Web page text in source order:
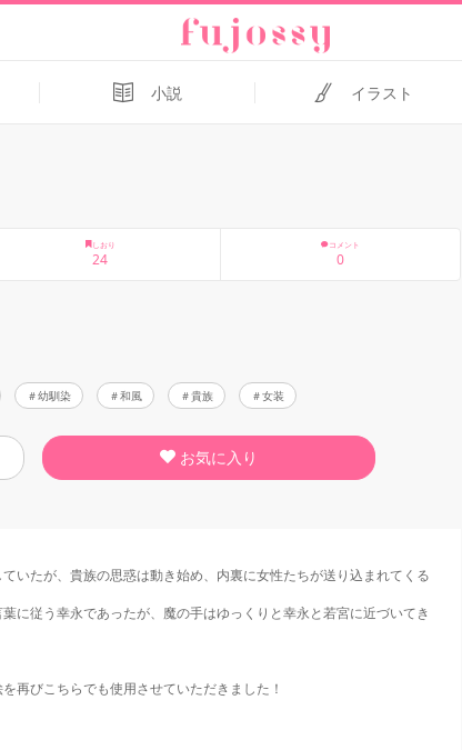
小説 イラスト
しおり
24
コメント
0
幼馴染 和風 貴族 女装
お気に入り
いたが、貴族の思惑は動き始め、内裏に女性たちが送り込まれてくる
に従う幸永であったが、魔の手はゆっくりと幸永と若宮に近づいてき
再びこちらでも使用させていただきました！